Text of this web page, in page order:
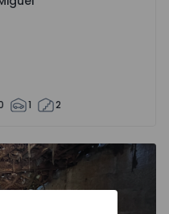
1 2
Castelo e Justes -